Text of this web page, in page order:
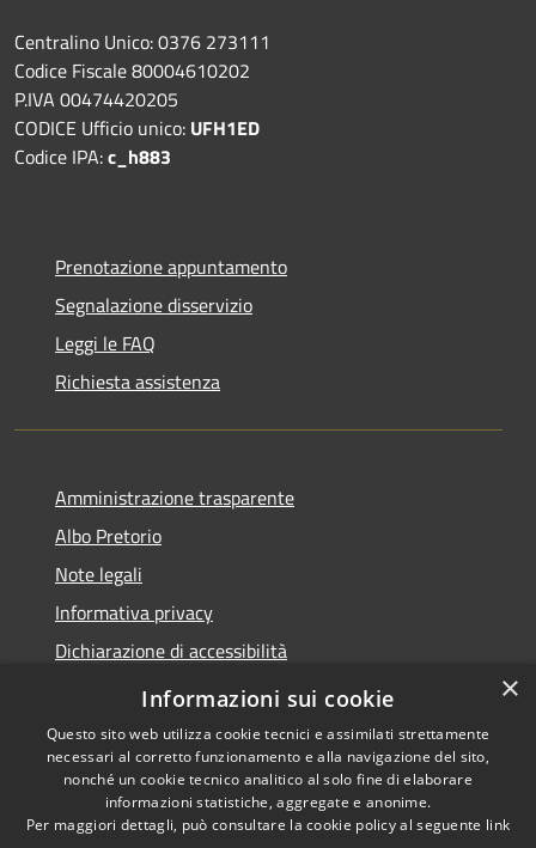
Centralino Unico: 0376 273111
Codice Fiscale 80004610202
P.IVA 00474420205
CODICE Ufficio unico: UFH1ED
Codice IPA:c_h883
Prenotazione appuntamento
Segnalazione disservizio
Leggi le FAQ
Richiesta assistenza
Amministrazione trasparente
Albo Pretorio
Note legali
Informativa privacy
Dichiarazione di accessibilità
Obiettivi di accessibilità
Accessibilità
Copyright © 2026 • Comune di
San Giorgio Bigarello •
×
Informazioni sui cookie
Questo sito web utilizza cookie tecnici e assimilati strettamente
necessari al corretto funzionamento e alla navigazione del sito,
nonché un cookie tecnico analitico al solo fine di elaborare
informazioni statistiche, aggregate e anonime.
Per maggiori dettagli, può consultare la cookie policy al seguente link